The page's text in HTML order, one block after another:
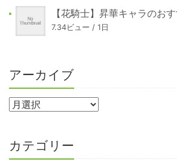
【花騎士】昇華キャラのおす
7.34ビュー / 1日
アーカイブ
カテゴリー